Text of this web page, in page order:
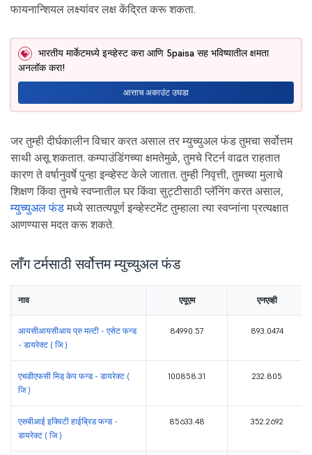
फायनान्शियल लक्ष्यांवर लक्ष केंद्रित करू शकता.
भारतीय मार्केटमध्ये इन्व्हेस्ट करा आणि 5paisa सह भविष्यातील क्षमता
अनलॉक करा!
आत्ताच अकाउंट उघडा
जर तुम्ही दीर्घकालीन विचार करत असाल तर म्युच्युअल फंड तुमचा सर्वोत्तम
साथी असू शकतात. कम्पाउंडिंगच्या क्षमतेमुळे, तुमचे रिटर्न वाढत राहतात
कारण ते वर्षानुवर्षे पुन्हा इन्व्हेस्ट केले जातात. तुम्ही निवृत्ती, तुमच्या मुलाचे
शिक्षण किंवा तुमचे स्वप्नातील घर किंवा सुट्टीसाठी प्लॅनिंग करत असाल,
म्युच्युअल फंड मध्ये सातत्यपूर्ण इन्व्हेस्टमेंट तुम्हाला त्या स्वप्नांना प्रत्यक्षात
आणण्यास मदत करू शकते.
लाँग टर्मसाठी सर्वोत्तम म्युच्युअल फंड
नाव एयूएम एनएव्ही
आयसीआयसीआय प्रु मल्टी - एसेट फन्ड
- डायरेक्ट ( जि )
84990.57 893.0474
एचडीएफसी मिड् केप फन्ड - डायरेक्ट (
जि )
100858.31 232.805
एसबीआई इक्विटी हाईब्रिड फन्ड -
डायरेक्ट ( जि )
85633.48 352.2692